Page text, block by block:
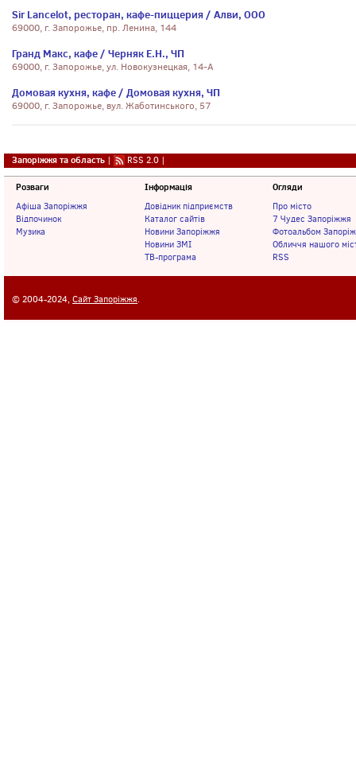
Sir Lancelot, ресторан, кафе-пиццерия / Алви, ООО
69000, г. Запорожье, пр. Ленина, 144
Гранд Макс, кафе / Черняк Е.Н., ЧП
69000, г. Запорожье, ул. Новокузнецкая, 14-А
Домовая кухня, кафе / Домовая кухня, ЧП
69000, г. Запорожье, вул. Жаботинського, 57
Запоріжжя та область | RSS 2.0 |
Розваги
Афіша Запоріжжя
Відпочинок
Музика
Інформація
Довідник підприємств
Каталог сайтів
Новини Запоріжжя
Новини ЗМІ
ТВ-програма
Огляди
Про місто
7 Чудес Запоріжжя
Фотоальбом
Обличчя нашого
RSS
© 2004-2024, Сайт Запоріжжя.